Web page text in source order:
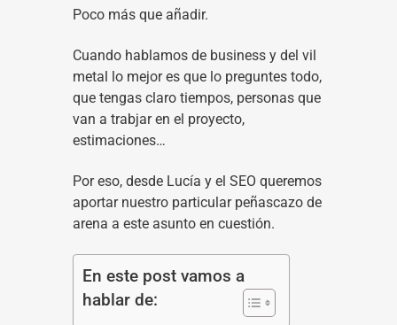
Poco más que añadir.
Cuando hablamos de business y del vil
metal lo mejor es que lo preguntes todo,
que tengas claro tiempos, personas que
van a trabjar en el proyecto,
estimaciones…
Por eso, desde Lucía y el SEO queremos
aportar nuestro particular peñascazo de
arena a este asunto en cuestión.
En este post vamos a
hablar de: